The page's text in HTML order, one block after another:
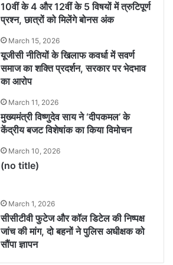
10वीं के 4 और 12वीं के 5 विषयों में त्रुटिपूर्ण
प्रश्न, छात्रों को मिलेंगे बोनस अंक
March 15, 2026
यूजीसी नीतियों के खिलाफ कवर्धा में सवर्ण
समाज का शक्ति प्रदर्शन, सरकार पर भेदभाव
का आरोप
March 11, 2026
मुख्यमंत्री विष्णुदेव साय ने ‘दीपकमल’ के
केंद्रीय बजट विशेषांक का किया विमोचन
March 10, 2026
(no title)
March 1, 2026
सीसीटीवी फुटेज और कॉल डिटेल की निष्पक्ष
जांच की मांग, दो बहनों ने पुलिस अधीक्षक को
सौंपा ज्ञापन